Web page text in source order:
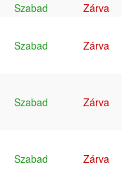
Szabad
Zárva
Szabad Zárva
Szabad Zárva
Szabad Zárva